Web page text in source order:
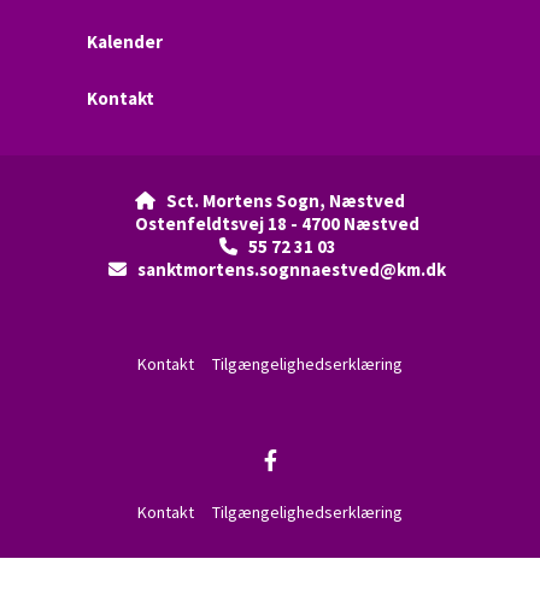
Kalender
Kontakt
 Sct. Mortens Sogn, Næstved
Ostenfeldtsvej 18 - 4700 Næstved
55 72 31 03
 sanktmortens.sognnaestved@km.dk
Kontakt Tilgængelighedserklæring
Kontakt Tilgængelighedserklæring